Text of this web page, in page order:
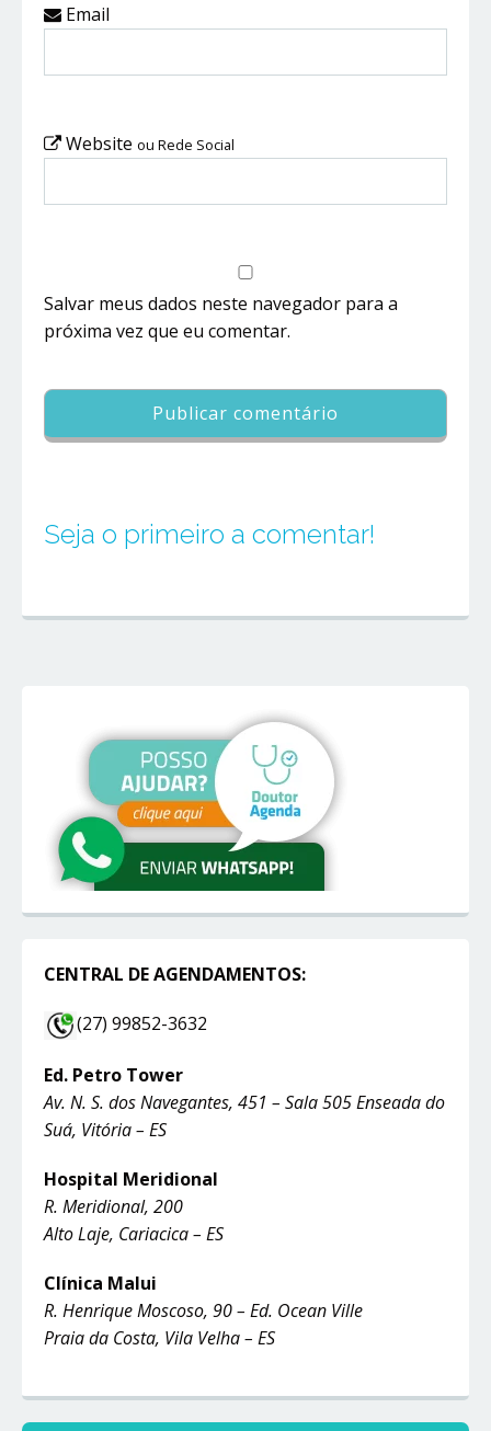
Email
Website ou Rede Social
Salvar meus dados neste navegador para a
próxima vez que eu comentar.
Seja o primeiro a comentar!
CENTRAL DE AGENDAMENTOS:
(27) 99852-3632
Ed. Petro Tower
Av. N. S. dos Navegantes, 451 – Sala 505 Enseada do
Suá, Vitória – ES
Hospital Meridional
R. Meridional, 200
Alto Laje, Cariacica – ES
Clínica Malui
R. Henrique Moscoso, 90 – Ed. Ocean Ville
Praia da Costa, Vila Velha – ES